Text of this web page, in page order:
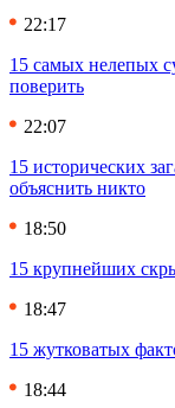
22:17
15 самых нелепых
поверить
22:07
15 исторических
объяснить никто
18:50
15 крупнейших
18:47
15 жутковатых
18:44